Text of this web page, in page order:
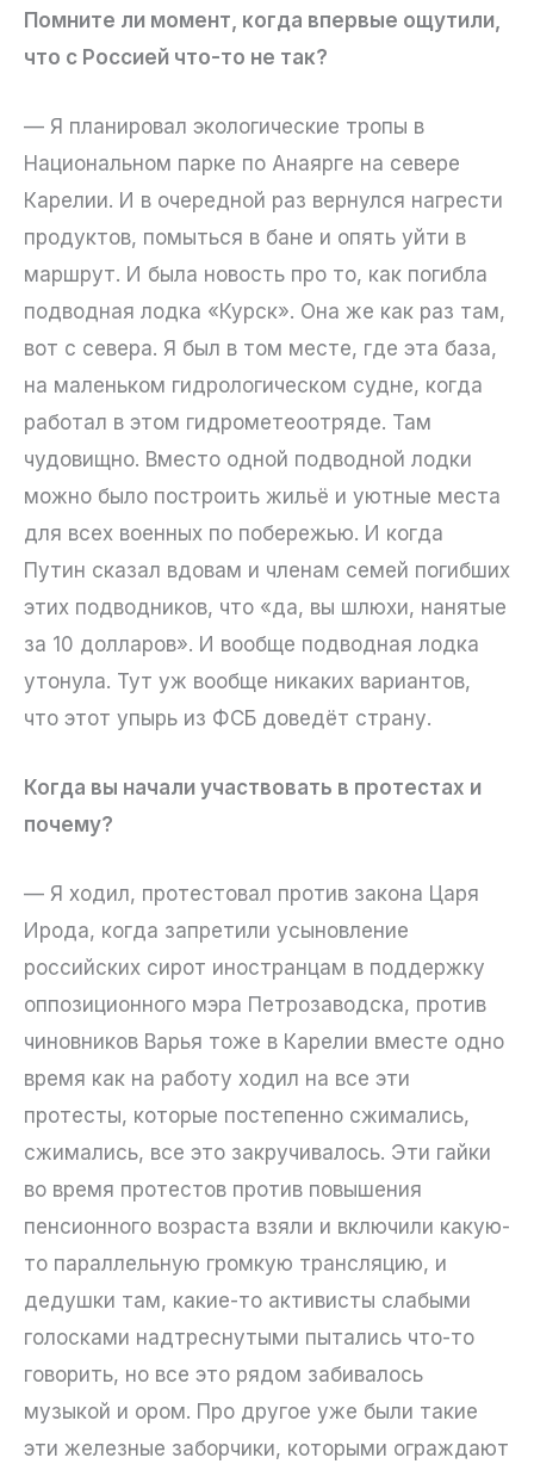
Помните ли момент, когда впервые ощутили,
что с Россией что-то не так?
— Я планировал экологические тропы в
Национальном парке по Анаярге на севере
Карелии. И в очередной раз вернулся нагрести
продуктов, помыться в бане и опять уйти в
маршрут. И была новость про то, как погибла
подводная лодка «Курск». Она же как раз там,
вот с севера. Я был в том месте, где эта база,
на маленьком гидрологическом судне, когда
работал в этом гидрометеоотряде. Там
чудовищно. Вместо одной подводной лодки
можно было построить жильё и уютные места
для всех военных по побережью. И когда
Путин сказал вдовам и членам семей погибших
этих подводников, что «да, вы шлюхи, нанятые
за 10 долларов». И вообще подводная лодка
утонула. Тут уж вообще никаких вариантов,
что этот упырь из ФСБ доведёт страну.
Когда вы начали участвовать в протестах и
почему?
— Я ходил, протестовал против закона Царя
Ирода, когда запретили усыновление
российских сирот иностранцам в поддержку
оппозиционного мэра Петрозаводска, против
чиновников Варья тоже в Карелии вместе одно
время как на работу ходил на все эти
протесты, которые постепенно сжимались,
сжимались, все это закручивалось. Эти гайки
во время протестов против повышения
пенсионного возраста взяли и включили какую-
то параллельную громкую трансляцию, и
дедушки там, какие-то активисты слабыми
голосками надтреснутыми пытались что-то
говорить, но все это рядом забивалось
музыкой и ором. Про другое уже были такие
эти железные заборчики, которыми ограждают